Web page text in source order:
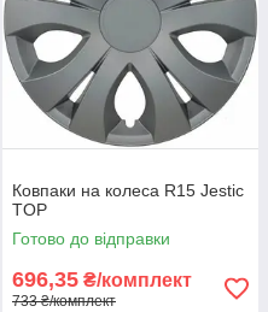
Ковпаки на колеса R15 Jestic
TOP
Готово до відправки
696,35 ₴/комплект
733 ₴/комплект